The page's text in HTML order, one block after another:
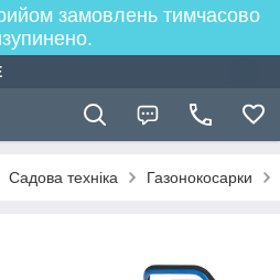
замовлень тимчасово
Садова техніка Газонокосарки